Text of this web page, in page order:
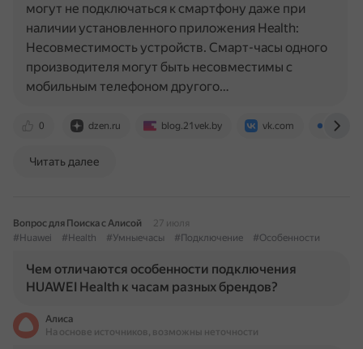
0 dzen.ru blog.21vek.by vk.com
могут не подключаться к смартфону даже при
наличии установленного приложения Health:
Несовместимость устройств. Смарт-часы одного
производителя могут быть несовместимы с
мобильным телефоном другого…
Читать далее
Вопрос для Поиска с Алисой
27 июля
#Huawei
#Health #Умныечасы #Подключение #Особенности
Чем отличаются особенности подключения
HUAWEI Health к часам разных брендов?
Алиса
На основе источников, возможны неточности